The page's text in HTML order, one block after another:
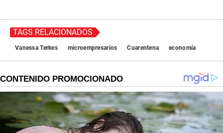
TAGS RELACIONADOS
Vanessa Terkes microempresarios Cuarentena economía